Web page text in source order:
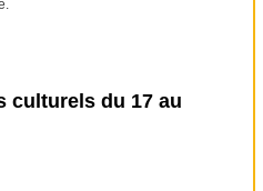
culturels du 17 au